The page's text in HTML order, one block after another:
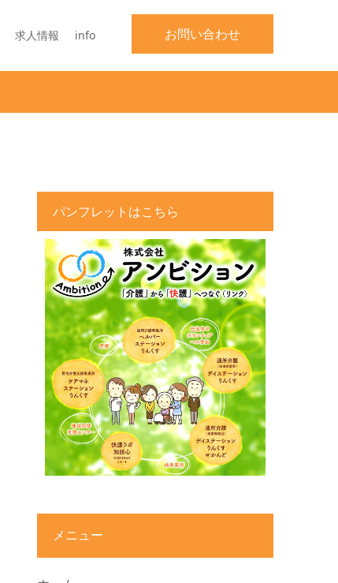
お問い合わせ
求人情報 info
パンフレットはこちら
メニュー